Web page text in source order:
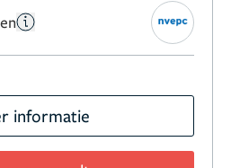
informatie